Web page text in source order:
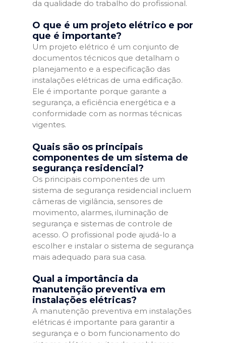
da qualidade do trabalho do profissional.
O que é um projeto elétrico e por
que é importante?
Um projeto elétrico é um conjunto de
documentos técnicos que detalham o
planejamento e a especificação das
instalações elétricas de uma edificação.
Ele é importante porque garante a
segurança, a eficiência energética e a
conformidade com as normas técnicas
vigentes.
Quais são os principais
componentes de um sistema de
segurança residencial?
Os principais componentes de um
sistema de segurança residencial incluem
câmeras de vigilância, sensores de
movimento, alarmes, iluminação de
segurança e sistemas de controle de
acesso. O profissional pode ajudá-lo a
escolher e instalar o sistema de segurança
mais adequado para sua casa.
Qual a importância da
manutenção preventiva em
instalações elétricas?
A manutenção preventiva em instalações
elétricas é importante para garantir a
segurança e o bom funcionamento do